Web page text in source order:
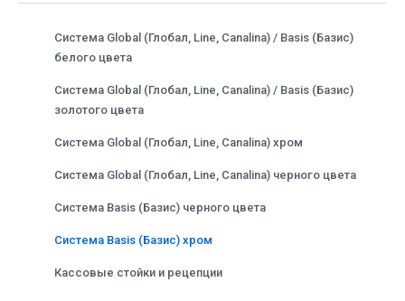
Система Global (Глобал, Line, Canalina) / Basis (Базис)
белого цвета
Система Global (Глобал, Line, Canalina) / Basis (Базис)
золотого цвета
Система Global (Глобал, Line, Canalina) хром
Система Global (Глобал, Line, Canalina) черного цвета
Система Basis (Базис) черного цвета
Система Basis (Базис) хром
Кассовые стойки и рецепции